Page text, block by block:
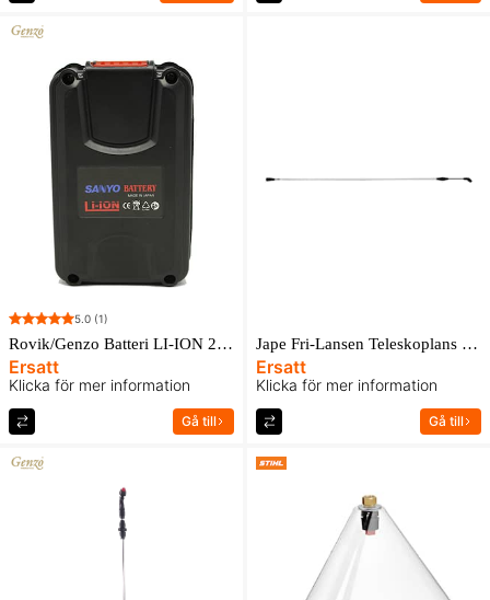
5.0 (1)
Rovik/Genzo Batteri LI-ION 2.55 AH Sanyo
Ersatt
Klicka för mer information
Gå till
Jape Fri-Lansen Teleskoplans 1,25-2,4m
Ersatt
Klicka för mer information
Gå till